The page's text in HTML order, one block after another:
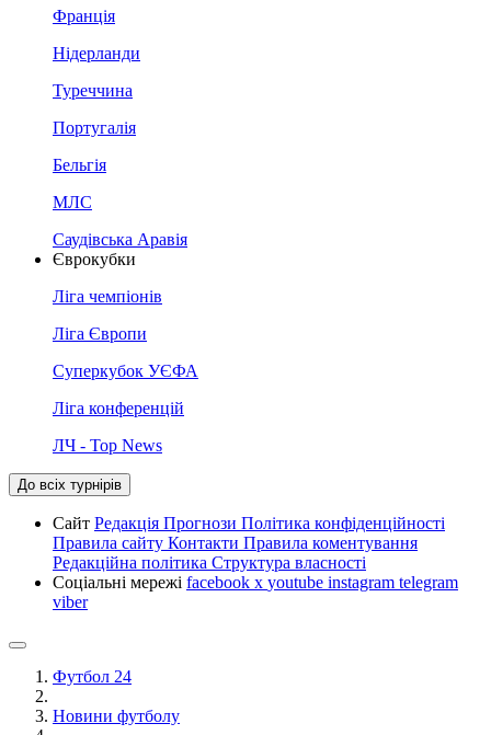
Франція
Нідерланди
Туреччина
Португалія
Бельгія
МЛС
Саудівська Аравія
Єврокубки
Ліга чемпіонів
Ліга Європи
Суперкубок УЄФА
Ліга конференцій
ЛЧ - Top News
До всіх турнірів
Сайт Редакція Прогнози Політика конфіденційності
Правила сайту Контакти Правила коментування
Редакційна політика Структура власності
Соціальні мережі facebook x youtube instagram telegram
viber
Футбол 24
Новини футболу